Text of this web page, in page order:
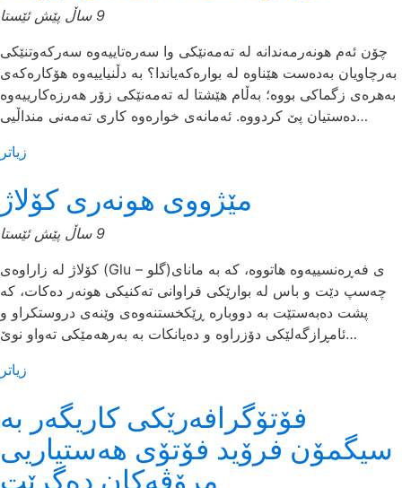
9 ساڵ پێش ئێستا
چۆن ئەم هونەرمەندانە لە تەمەنێکی وا سەرەتاییەوە سەرکەوتنێکی
بەرچاویان بەدەست هێناوە لە بوارەکەیاندا؟ بە دڵنیاییەوە هۆکارەکەی
بەهرەی زگماکی بووە؛ بەڵام هێشتا لە تەمەنێکی زۆر هەرزەکارییەوە
دەستیان پێ کردووە. ئەمانەی خوارەوە کاری تەمەنی منداڵیی…
زیاتر
مێژووی هونەری کۆلاژ
9 ساڵ پێش ئێستا
کۆلاژ لە زاراوەی (Glu – گلو)ی فەڕەنسییەوە هاتووە، کە بە مانای
چه‌سپ دێت و باس لە بوارێکی فراوانی تەکنیکی هونەر دەکات، کە
پشت دەبەستێت بە دووبارە ڕێکخستنەوەی وێنەی دروستکراو و
ئامڕازگەلێکی دۆزراوە و دەیانکات بە بەرهەمێکی تەواو نوێ…
زیاتر
فۆتۆگرافه‌رێكی كاریگه‌ر به‌
سیگمۆن فرۆید فۆتۆی هه‌ستیاریی
مرۆڤه‌كان ده‌گرێت